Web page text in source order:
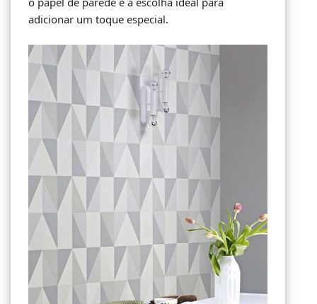
adicionar um toque especial.